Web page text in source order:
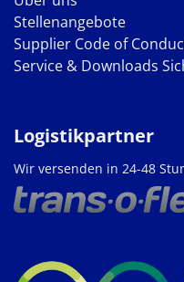
Stellenangebote
Supplier Code of
Service & Downloads
Logistikpartner
Wir versenden in 24-48